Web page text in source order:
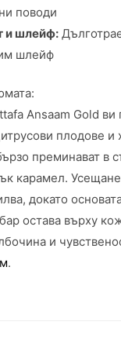
поводи
и шлейф:
шлейф
Ansaam Gold
плодове и
преминават в
карамел.
докато
остава върху
и
.